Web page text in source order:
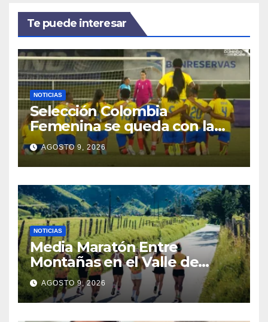
Te puede interesar
NOTICIAS
Selección Colombia
Femenina se queda con la
plata: dramática derrota ante
México en los Juegos
Centroamericanos y del
Caribe
AGOSTO 9, 2026
NOTICIAS
Media Maratón Entre
Montañas en el Valle de
Cocora: Fechas, rutas y todo
sobre la gran fiesta del
running en Salento
AGOSTO 9, 2026